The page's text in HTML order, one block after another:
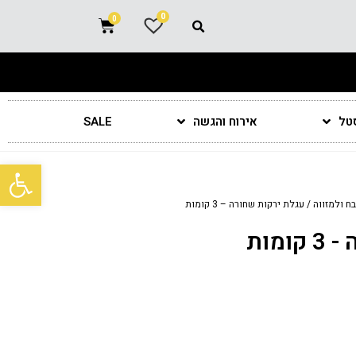
פתח סרגל נגישות
0
אירוח והגשה SALE
ולמזווה/ עגלת ירקות שחורה – 3 קומות